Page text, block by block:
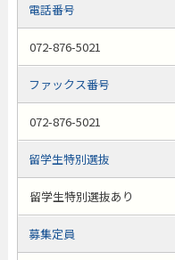
電話番号
072-876-5021
ファックス番号
072-876-5021
留学生特別選抜
留学生特別選抜あり
募集定員